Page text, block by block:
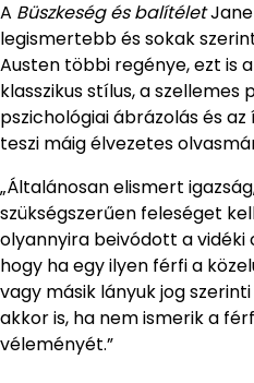
A Büszkeség és balítélet
legismertebb és sokak
Austen többi regénye, ezt is
klasszikus stílus, a szellemes
pszichológiai ábrázolás és
teszi máig élvezetes
„Általánosan elismert
szükségszerűen feleséget
olyannyira beivódott a vidéki
hogy ha egy ilyen férfi a
vagy másik lányuk jog
akkor is, ha nem ismerik a
véleményét.”